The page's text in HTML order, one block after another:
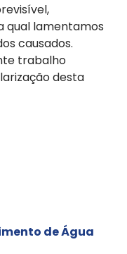
qual lamentamos
causados.
trabalho
desta
de Água